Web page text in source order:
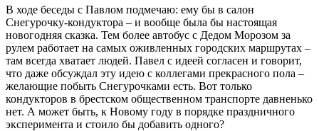
В ходе беседы с Павлом подмечаю: ему бы в салон
Снегурочку-кондуктора – и вообще была бы настоящая
новогодняя сказка. Тем более автобус с Дедом Морозом за
рулем работает на самых оживленных городских маршрутах –
там всегда хватает людей. Павел с идеей согласен и говорит,
что даже обсуждал эту идею с коллегами прекрасного пола –
желающие побыть Снегурочками есть. Вот только
кондукторов в брестском общественном транспорте давненько
нет. А может быть, к Новому году в порядке праздничного
эксперимента и стоило бы добавить одного?